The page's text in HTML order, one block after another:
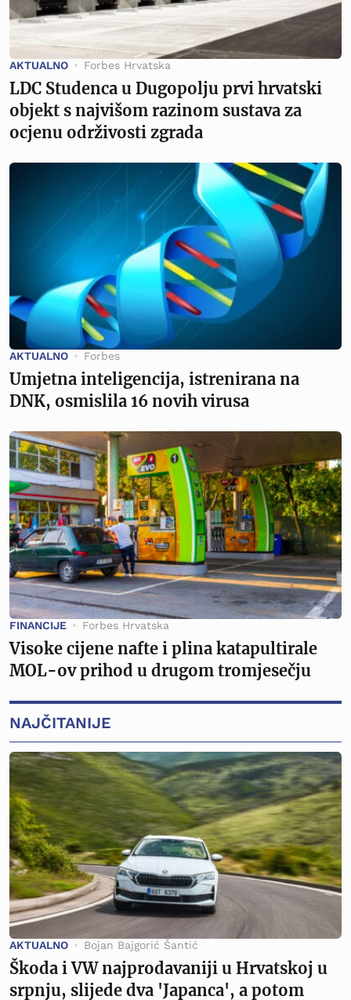
AKTUALNO Forbes Hrvatska
LDC Studenca u Dugopolju prvi hrvatski
objekt s najvišom razinom sustava za
ocjenu održivosti zgrada
AKTUALNO Forbes
Umjetna inteligencija, istrenirana na
DNK, osmislila 16 novih virusa
FINANCIJE Forbes Hrvatska
Visoke cijene nafte i plina katapultirale
MOL-ov prihod u drugom tromjesečju
NAJČITANIJE
AKTUALNO Bojan Bajgorić Šantić
Škoda i VW najprodavaniji u Hrvatskoj u
srpnju, slijede dva 'Japanca', a potom